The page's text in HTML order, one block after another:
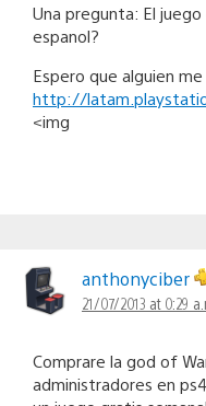
Una pregunta: El
espanol?
Espero que alguien
http://
<img
anthonyciber
21/07/2013 at 0:29
Comprare la god of
administradores en